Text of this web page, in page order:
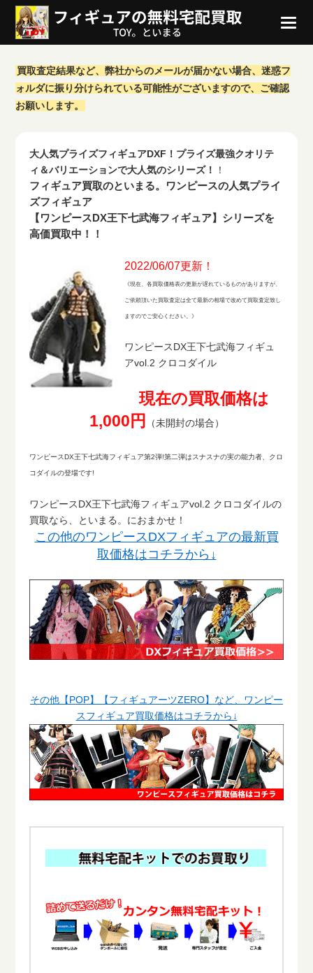
買取査定結果など、弊社からのメールが届かない場合、迷惑フ
ォルダに振り分けられている可能性がございますので、ご確認
お願いします。
大人気プライズフィギュアDXF！プライズ最強クオリテ
ィ＆バリエーションで大人気のシリーズ！
！
フィギュア買取のといまる。ワンピースの人気プライ
ズフィギュア
【ワンピースDX王下七武海フィギュア】シリーズを
高価買取中！！
2022/06/07更新！
《現在、各買取価格表の更新が遅れているものがありますが、
ご依頼頂いた買取査定は全て最新の相場で改めて買取査定致し
ますのでご安心ください。》
ワンピースDX王下七武海フィギュ
アvol.2 クロコダイル
現在の買取価格は
1,000円
（未開封の場合）
ワンピースDX王下七武海フィギュア第2弾!第二弾はスナスナの実の能力者、クロ
コダイルの登場です!
ワンピースDX王下七武海フィギュアvol.2 クロコダイルの
買取なら、といまる。におまかせ！
この他のワンピースDXフィギュアの最新買
取価格はコチラから↓
その他【POP】【フィギュアーツZERO】など、ワンピー
スフィギュア買取価格はコチラから↓